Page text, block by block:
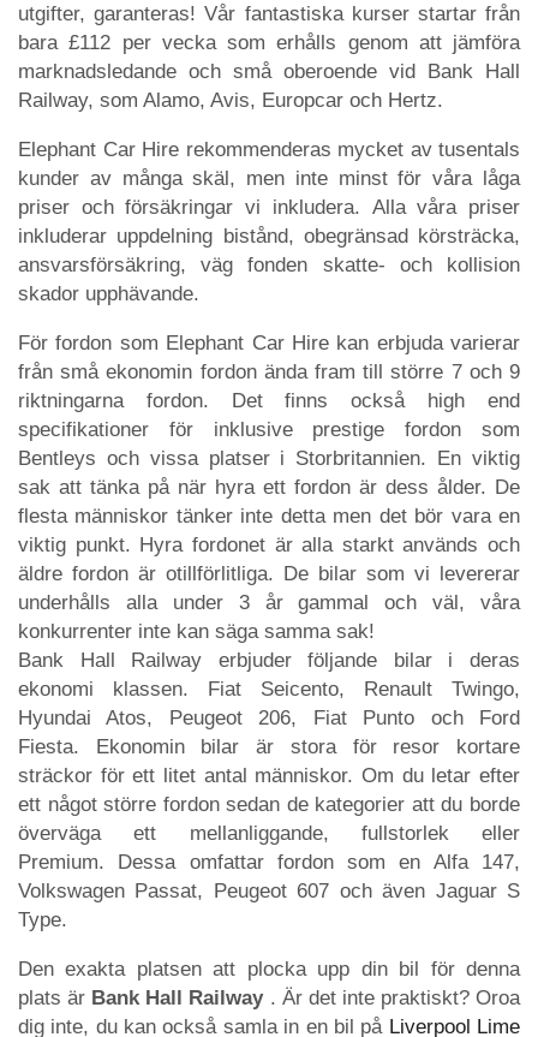
utgifter, garanteras! Vår fantastiska kurser startar från
bara £112 per vecka som erhålls genom att jämföra
marknadsledande och små oberoende vid Bank Hall
Railway, som Alamo, Avis, Europcar och Hertz.
Elephant Car Hire rekommenderas mycket av tusentals
kunder av många skäl, men inte minst för våra låga
priser och försäkringar vi inkludera. Alla våra priser
inkluderar uppdelning bistånd, obegränsad körsträcka,
ansvarsförsäkring, väg fonden skatte- och kollision
skador upphävande.
För fordon som Elephant Car Hire kan erbjuda varierar
från små ekonomin fordon ända fram till större 7 och 9
riktningarna fordon. Det finns också high end
specifikationer för inklusive prestige fordon som
Bentleys och vissa platser i Storbritannien. En viktig
sak att tänka på när hyra ett fordon är dess ålder. De
flesta människor tänker inte detta men det bör vara en
viktig punkt. Hyra fordonet är alla starkt används och
äldre fordon är otillförlitliga. De bilar som vi levererar
underhålls alla under 3 år gammal och väl, våra
konkurrenter inte kan säga samma sak!
Bank Hall Railway erbjuder följande bilar i deras
ekonomi klassen. Fiat Seicento, Renault Twingo,
Hyundai Atos, Peugeot 206, Fiat Punto och Ford
Fiesta. Ekonomin bilar är stora för resor kortare
sträckor för ett litet antal människor. Om du letar efter
ett något större fordon sedan de kategorier att du borde
överväga ett mellanliggande, fullstorlek eller
Premium. Dessa omfattar fordon som en Alfa 147,
Volkswagen Passat, Peugeot 607 och även Jaguar S
Type.
Den exakta platsen att plocka upp din bil för denna
plats är Bank Hall Railway . Är det inte praktiskt? Oroa
dig inte, du kan också samla in en bil på Liverpool Lime